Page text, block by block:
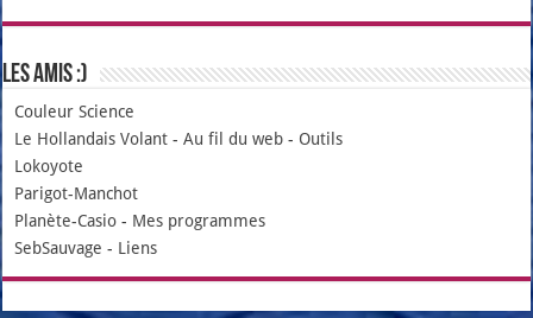
Les amis :)
Couleur Science
Le Hollandais Volant -Au fil du web - Outils
Lokoyote
Parigot-Manchot
Planète-Casio - Mes programmes
SebSauvage - Liens